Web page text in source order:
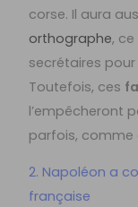
corse. Il aura
orthographe,
secrétaires pour
Toutefois, ces
l’empêcheront
parfois, comme
2. Napoléon a
française